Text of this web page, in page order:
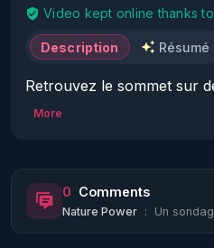
Video kept online thanks
Description Résumé
Retrouvez le sommet sur
formes:
Le SOMMET
(International Covid Summit
https:/
a été créé pour que les
More
0 Comments
Nature Power : Un sondage